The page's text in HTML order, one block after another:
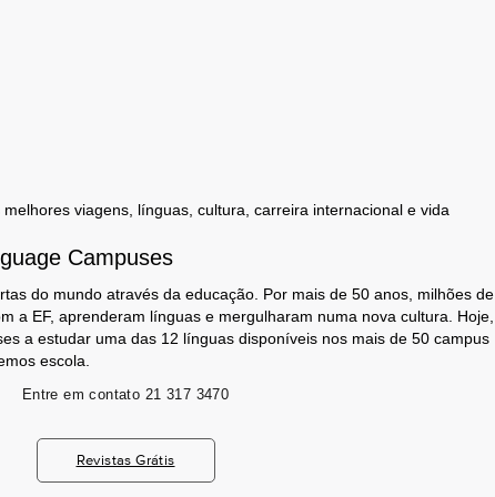
viagens, línguas, cultura, carreira internacional e vida
Campuses
do mundo através da educação. Por mais de 50 anos, milhões de
a EF, aprenderam línguas e mergulharam numa nova cultura. Hoje,
a estudar uma das 12 línguas disponíveis nos mais de 50 campus
escola.
Entre em contato 21 317 3470
Revistas Grátis